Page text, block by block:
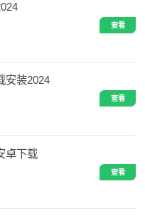
查看
安装2024
查看
卓下载
查看